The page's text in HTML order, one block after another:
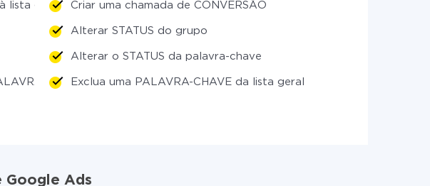
lista geral Criar uma chamada de CONVERSÃO
Alterar STATUS do grupo
Alterar o STATUS da palavra-chave
CHAVE NEGATIVA
Exclua uma PALAVRA-CHAVE da lista geral
Google Ads